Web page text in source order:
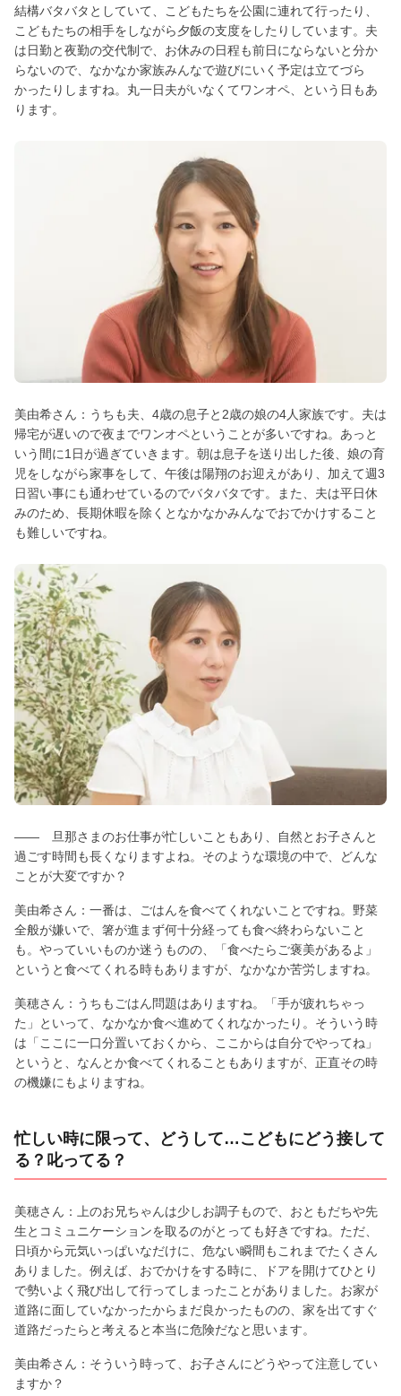
結構バタバタとしていて、こどもたちを公園に連れて行ったり、
こどもたちの相手をしながら夕飯の支度をしたりしています。夫
は日勤と夜勤の交代制で、お休みの日程も前日にならないと分か
らないので、なかなか家族みんなで遊びにいく予定は立てづら
かったりしますね。丸一日夫がいなくてワンオペ、という日もあ
ります。
美由希さん：うちも夫、4歳の息子と2歳の娘の4人家族です。夫は
帰宅が遅いので夜までワンオペということが多いですね。あっと
いう間に1日が過ぎていきます。朝は息子を送り出した後、娘の育
児をしながら家事をして、午後は陽翔のお迎えがあり、加えて週3
日習い事にも通わせているのでバタバタです。また、夫は平日休
みのため、長期休暇を除くとなかなかみんなでおでかけすること
も難しいですね。
―― 旦那さまのお仕事が忙しいこともあり、自然とお子さんと
過ごす時間も長くなりますよね。そのような環境の中で、どんな
ことが大変ですか？
美由希さん：一番は、ごはんを食べてくれないことですね。野菜
全般が嫌いで、箸が進まず何十分経っても食べ終わらないこと
も。やっていいものか迷うものの、「食べたらご褒美があるよ」
というと食べてくれる時もありますが、なかなか苦労しますね。
美穂さん：うちもごはん問題はありますね。「手が疲れちゃっ
た」といって、なかなか食べ進めてくれなかったり。そういう時
は「ここに一口分置いておくから、ここからは自分でやってね」
というと、なんとか食べてくれることもありますが、正直その時
の機嫌にもよりますね。
忙しい時に限って、どうして…こどもにどう接して
る？叱ってる？
美穂さん：上のお兄ちゃんは少しお調子もので、おともだちや先
生とコミュニケーションを取るのがとっても好きですね。ただ、
日頃から元気いっぱいなだけに、危ない瞬間もこれまでたくさん
ありました。例えば、おでかけをする時に、ドアを開けてひとり
で勢いよく飛び出して行ってしまったことがありました。お家が
道路に面していなかったからまだ良かったものの、家を出てすぐ
道路だったらと考えると本当に危険だなと思います。
美由希さん：そういう時って、お子さんにどうやって注意してい
ますか？